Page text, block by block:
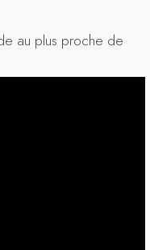
au plus proche de